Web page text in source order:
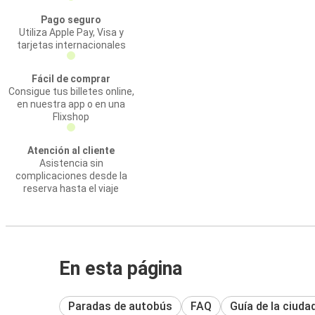
Pago seguro
Utiliza Apple Pay, Visa y
tarjetas internacionales
Fácil de comprar
Consigue tus billetes online,
en nuestra app o en una
Flixshop
Atención al cliente
Asistencia sin
complicaciones desde la
reserva hasta el viaje
En esta página
Paradas de autobús FAQ Guía de la